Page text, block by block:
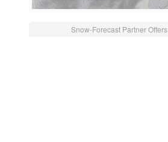
Snow-Forecast Partner Offers